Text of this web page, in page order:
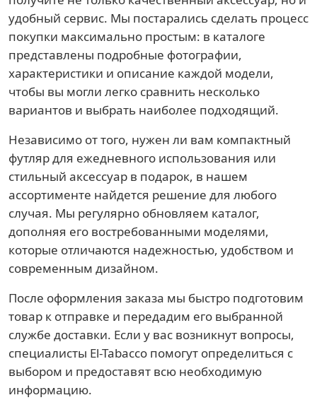
удобный сервис. Мы постарались сделать процесс
покупки максимально простым: в каталоге
представлены подробные фотографии,
характеристики и описание каждой модели,
чтобы вы могли легко сравнить несколько
вариантов и выбрать наиболее подходящий.
Независимо от того, нужен ли вам компактный
футляр для ежедневного использования или
стильный аксессуар в подарок, в нашем
ассортименте найдется решение для любого
случая. Мы регулярно обновляем каталог,
дополняя его востребованными моделями,
которые отличаются надежностью, удобством и
современным дизайном.
После оформления заказа мы быстро подготовим
товар к отправке и передадим его выбранной
службе доставки. Если у вас возникнут вопросы,
специалисты El-Tabacco помогут определиться с
выбором и предоставят всю необходимую
информацию.